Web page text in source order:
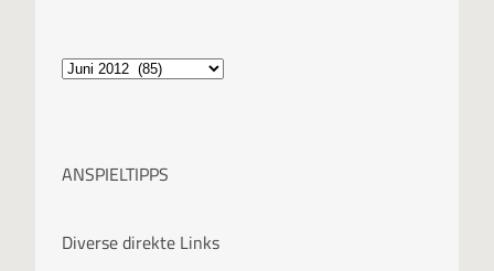
A
i
ANSPIELTIPPS
Diverse direkte Links